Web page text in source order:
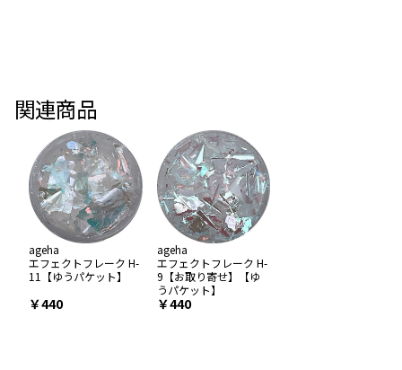
関連商品
ageha
エフェクトフレーク H-
11【ゆうパケット】
￥440
ageha
エフェクトフレーク H-
9【お取り寄せ】【ゆ
うパケット】
￥440